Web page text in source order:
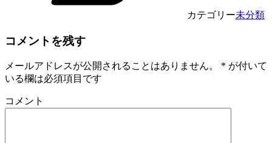
カテゴリー未分類
コメントを残す
メールアドレスが公開されることはありません。 * が付いて
いる欄は必須項目です
コメント